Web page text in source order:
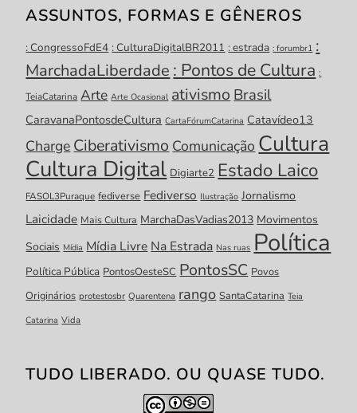
ASSUNTOS, FORMAS E GÊNEROS
: CongressoFdE4 : CulturaDigitalBR2011 : estrada : forumbr1 :
MarchadaLiberdade : Pontos de Cultura :
TeiaCatarina Arte Arte Ocasional ativismo Brasil
CaravanaPontosdeCultura CartaFórumCatarina Catavídeo13
Charge Ciberativismo Comunicação Cultura
Cultura Digital Digiarte2 Estado Laico
FASOL3Puraque fediverse Fediverso Ilustração Jornalismo
Laicidade Mais Cultura MarchaDasVadias2013 Movimentos
Sociais Mídia Mídia Livre Na Estrada Nas ruas Política
Política Pública PontosOesteSC PontosSC Povos
Originários protestosbr Quarentena rango SantaCatarina Teia
Catarina Vida
TUDO LIBERADO. OU QUASE TUDO.